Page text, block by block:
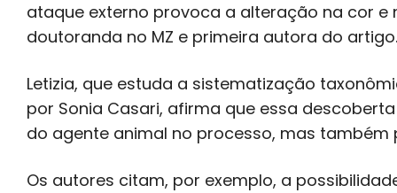
ataque externo provoca a alteração na cor e
doutoranda no MZ e primeira autora do artigo.
Letizia, que estuda a sistematização
por Sonia Casari, afirma que essa
do agente animal no processo, mas
Os autores citam, por exemplo, a